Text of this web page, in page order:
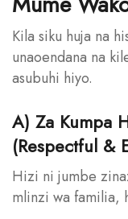
Kila siku huja na
unaoendana na
asubuhi hiyo.
A) Za Kumpa
(Respectful &
Hizi ni jumbe
mlinzi wa familia,